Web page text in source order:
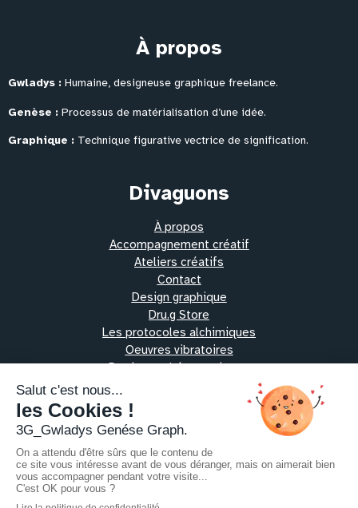
À propos
Gwladys : Humaine, designeuse graphique freelance.
Genèse : Processus de matérialisation d’une idée.
Graphique : Technique figurative vectrice de signification.
Divaguons
À propos
Accompagnement créatif
Ateliers créatifs
Contact
Design graphique
Dru.g Store
Les protocoles alchimiques
Oeuvres vibratoires
Pratiques thérapeutiques
Échangeons
Contact